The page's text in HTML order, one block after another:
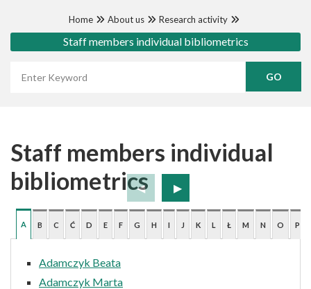
Home About us Research activity
Staff members individual bibliometrics
Staff members individual
bibliometrics
A B C Ć D E F G H I J K L Ł M N O P
Adamczyk Beata
Adamczyk Marta